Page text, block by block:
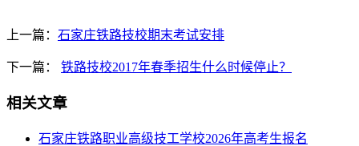
上一篇： 石家庄铁路技校期末考试安排
下一篇： 铁路技校2017年春季招生什么时候停止？
相关文章
石家庄铁路职业高级技工学校2026年高考生报名